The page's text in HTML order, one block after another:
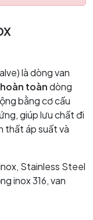
là dòng van
toàndòng
bằng cơ cấu
giúp lưu chất đi
thất áp suất và
Stainless Steel
inox 316, van